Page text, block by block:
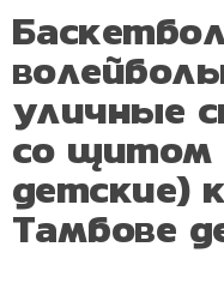
уличные
со щитом
детские)
Тамбове